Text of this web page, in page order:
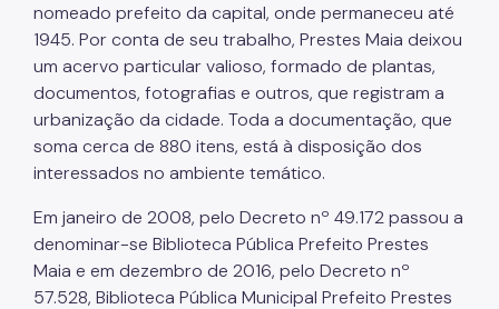
nomeado prefeito da capital, onde permaneceu até
1945. Por conta de seu trabalho, Prestes Maia deixou
um acervo particular valioso, formado de plantas,
documentos, fotografias e outros, que registram a
urbanização da cidade. Toda a documentação, que
soma cerca de 880 itens, está à disposição dos
interessados no ambiente temático.
Em janeiro de 2008, pelo Decreto nº 49.172 passou a
denominar-se Biblioteca Pública Prefeito Prestes
Maia e em dezembro de 2016, pelo Decreto nº
57.528, Biblioteca Pública Municipal Prefeito Prestes